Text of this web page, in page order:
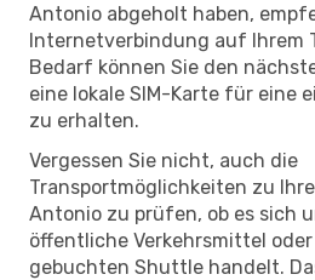
Antonio abgeholt haben,
Internetverbindung auf Ihrem
Bedarf können Sie den
eine lokale SIM-Karte für eine
zu erhalten.
Vergessen Sie nicht, auch die
Transportmöglichkeiten zu
Antonio zu prüfen, ob es sich
öffentliche Verkehrsmittel oder
gebuchten Shuttle handelt.